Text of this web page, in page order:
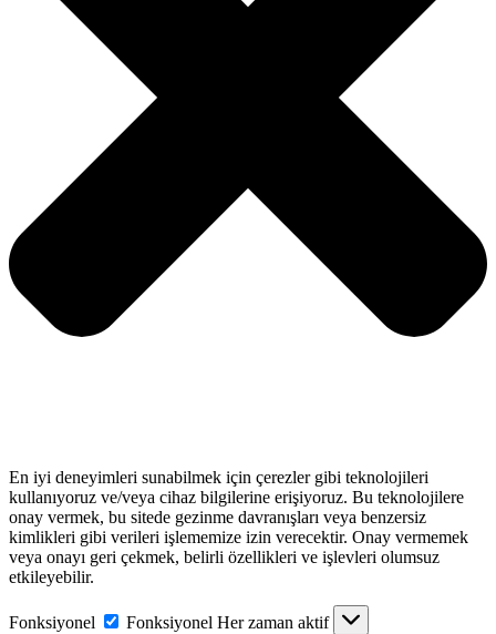
En iyi deneyimleri sunabilmek için çerezler gibi teknolojileri
kullanıyoruz ve/veya cihaz bilgilerine erişiyoruz. Bu teknolojilere
onay vermek, bu sitede gezinme davranışları veya benzersiz
kimlikleri gibi verileri işlememize izin verecektir. Onay vermemek
veya onayı geri çekmek, belirli özellikleri ve işlevleri olumsuz
etkileyebilir.
Fonksiyonel Fonksiyonel Her zaman aktif